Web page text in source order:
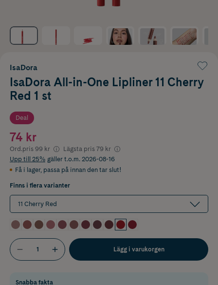
IsaDora
IsaDora All-in-One Lipliner 11 Cherry
Red 1 st
Deal
74 kr
Ord.pris 99 kr Lägsta pris 79 kr
Upp till 25% gäller t.o.m. 2026-08-16
Få i lager, passa på innan den tar slut!
Finns i flera varianter
11 Cherry Red
Lägg i varukorgen
Snabba fakta